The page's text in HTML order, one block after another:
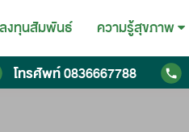
งทุนสัมพันธ์ ความรู้สุขภาพ
โทรศัพท์0836667788